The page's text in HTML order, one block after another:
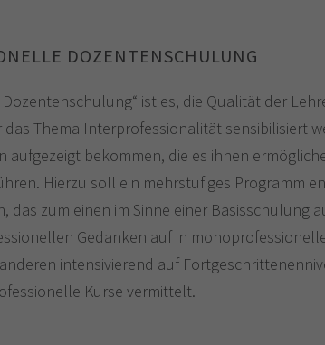
DOZENTENSCHULUNG
ist es, die Qualität der
das Thema Interprofessionalität sensibilisiert
aufgezeigt bekommen, die es ihnen
Hierzu soll ein mehrstufiges Programm
das zum einen im Sinne einer Basisschulung
Gedanken auf in
intensivierend auf
Kurse vermittelt.